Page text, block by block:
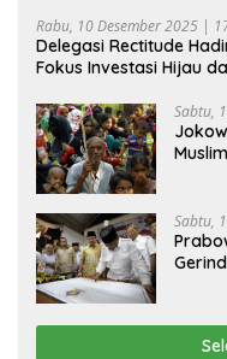
Rabu, 10 Desember 2025 |
Delegasi Rectitude
Fokus Investasi Hijau
Sabtu,
Sabtu,